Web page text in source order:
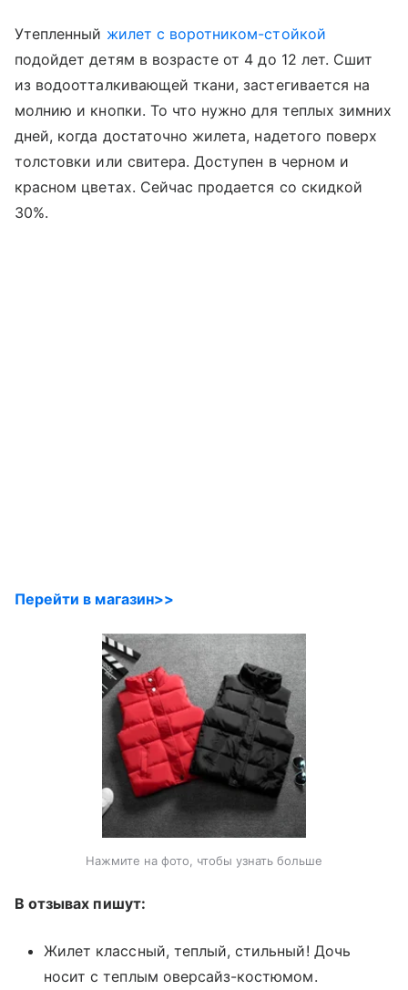
Утепленный жилет с воротником-стойкой
подойдет детям в возрасте от 4 до 12 лет. Сшит
из водоотталкивающей ткани, застегивается на
молнию и кнопки. То что нужно для теплых зимних
дней, когда достаточно жилета, надетого поверх
толстовки или свитера. Доступен в черном и
красном цветах. Сейчас продается со скидкой
30%.
Перейти в магазин>>
Нажмите на фото, чтобы узнать больше
В отзывах пишут:
Жилет классный, теплый, стильный! Дочь
носит с теплым оверсайз-костюмом.